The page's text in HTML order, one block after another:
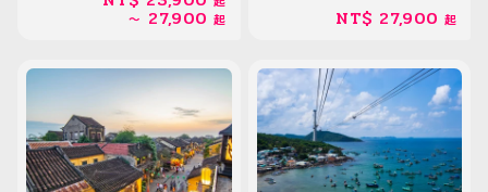
歐洲旅遊
Europe
～ 27,900 起 NT$ 27,900 起